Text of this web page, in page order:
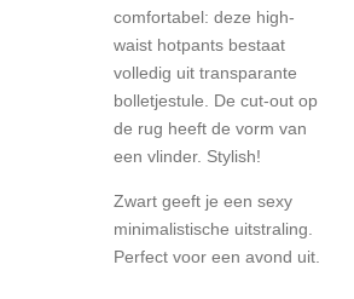
comfortabel: deze high-
waist hotpants bestaat
volledig uit transparante
bolletjestule. De cut-out op
de rug heeft de vorm van
een vlinder. Stylish!
Zwart geeft je een sexy
minimalistische uitstraling.
Perfect voor een avond uit.